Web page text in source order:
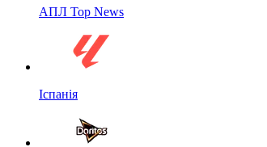
АПЛ Top News
Іспанія